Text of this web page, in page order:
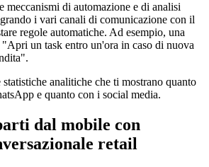
meccanismi di automazione e di analisi
i vari canali di comunicazione con il
regole automatiche. Ad esempio, una
"Apri un task entro un'ora in caso di nuova
analitiche che ti mostrano quanto
e quanto con i social media.
dal mobile con
retail